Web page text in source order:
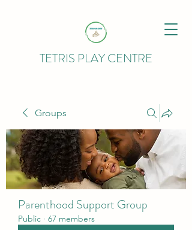
TETRIS PLAY CENTRE
Groups
Parenthood Support Group
Public · 67 members